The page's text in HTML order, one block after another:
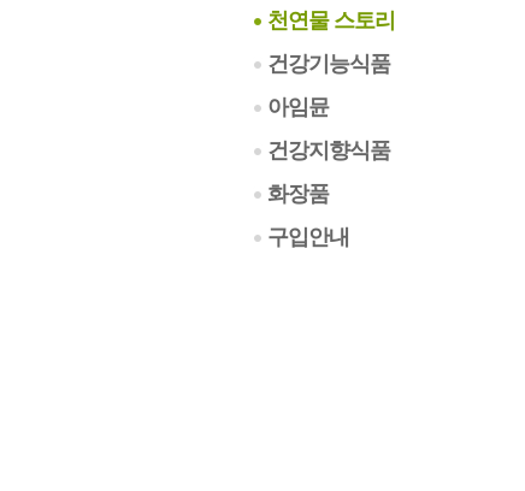
천연물 스토리
건강기능식품
아임뮨
건강지향식품
화장품
구입안내